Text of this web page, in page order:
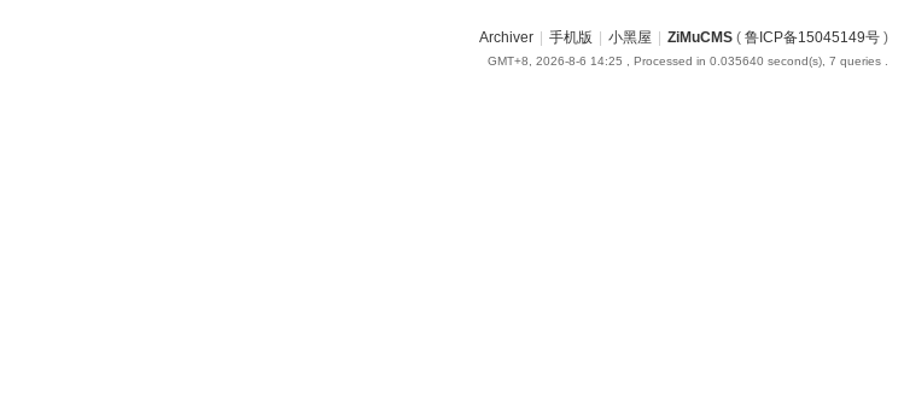
Archiver 手机版 小黑屋 ZiMuCMS( 鲁ICP备15045149号)
GMT+8, 2026-8-6 14:25 , Processed in 0.035640 second(s), 7 queries .